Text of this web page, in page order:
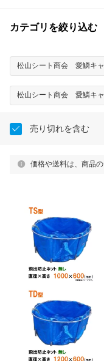
カテゴリを絞り込む
松山シート商会 愛鱗キ
松山シート商会 愛鱗キ
売り切れを含む
価格や送料は、商品